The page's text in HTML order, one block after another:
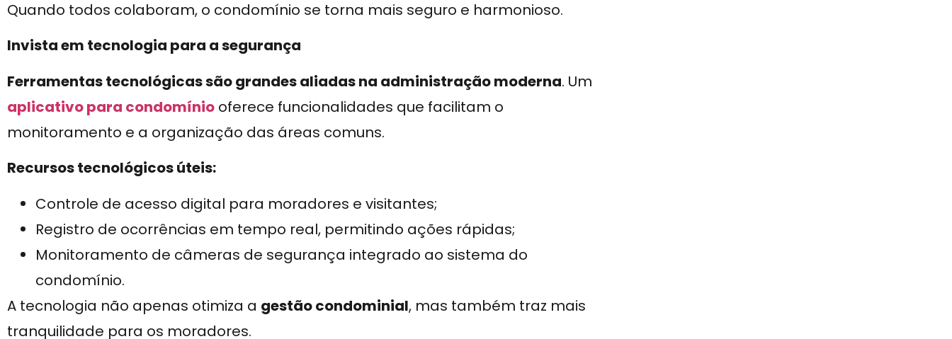
Quando todos colaboram, o condomínio se torna mais seguro e harmonioso.
Invista em tecnologia para a segurança
Ferramentas tecnológicas são grandes aliadas na administração moderna. Um
aplicativo para condomínio oferece funcionalidades que facilitam o
monitoramento e a organização das áreas comuns.
Recursos tecnológicos úteis:
Controle de acesso digital para moradores e visitantes;
Registro de ocorrências em tempo real, permitindo ações rápidas;
Monitoramento de câmeras de segurança integrado ao sistema do
condomínio.
A tecnologia não apenas otimiza a gestão condominial, mas também traz mais
tranquilidade para os moradores.